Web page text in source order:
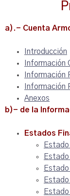
a).- Cuenta
Introducción
Información
Información
Información
Anexos
b)- de la
Estados